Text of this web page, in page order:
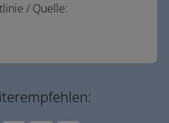
/ Quelle: